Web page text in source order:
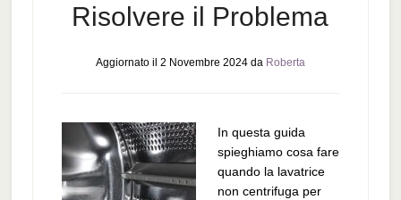
Risolvere il Problema
Aggiornato il 2 Novembre 2024da Roberta
In questa guida
spieghiamo cosa fare
quando la lavatrice
non centrifuga per